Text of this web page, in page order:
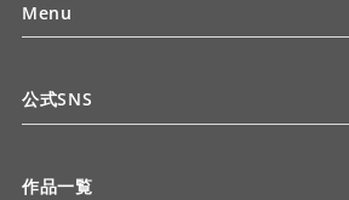
Menu
公式SNS
作品一覧